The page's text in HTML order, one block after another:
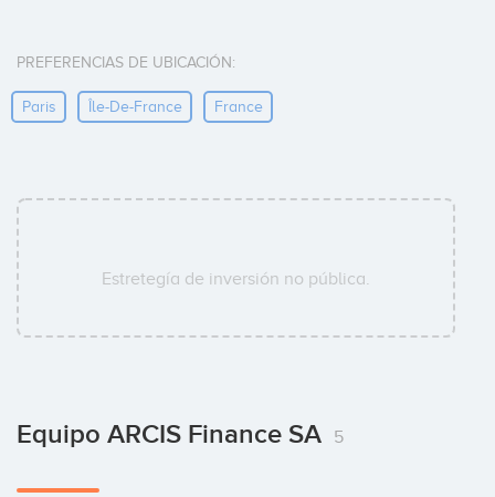
PREFERENCIAS DE UBICACIÓN:
Paris Île-De-France France
Estretegía de inversión no pública.
Equipo ARCIS Finance SA 5